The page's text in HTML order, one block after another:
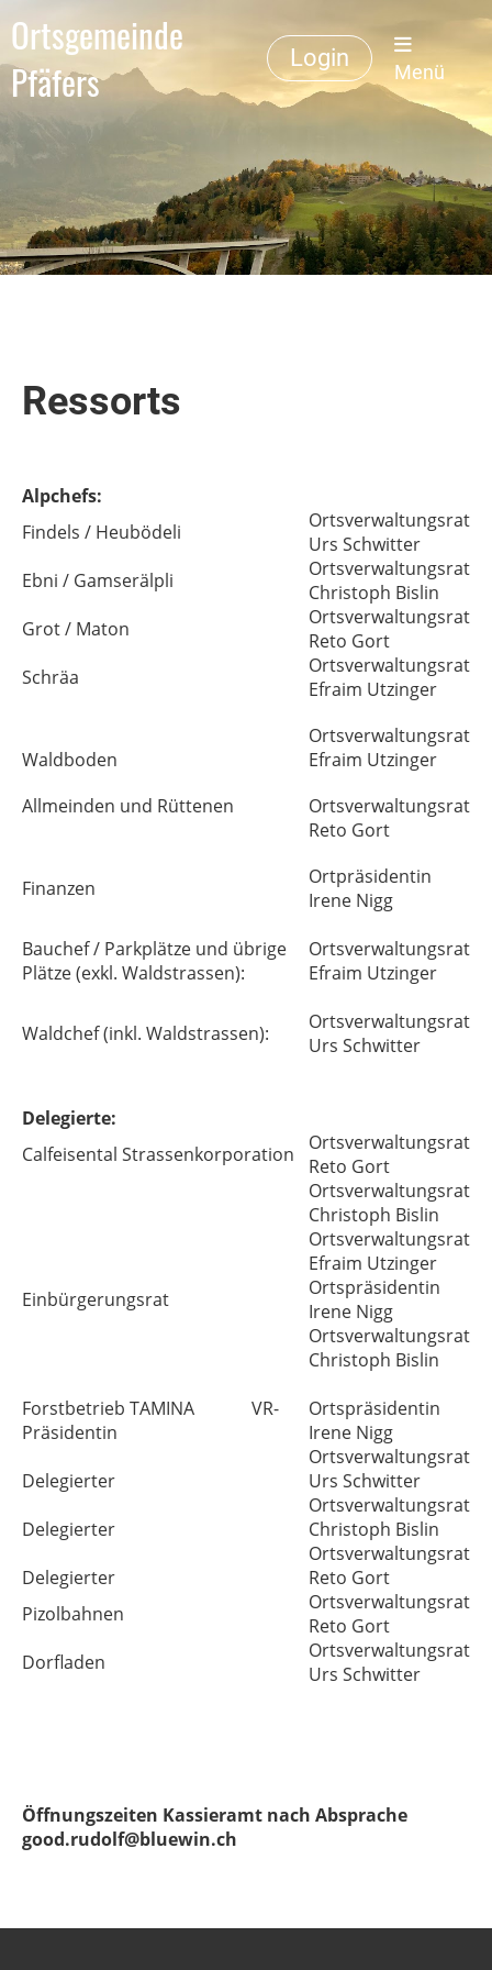
Ortsgemeinde
Pfäfers
Login
Menü
Ressorts
Alpchefs:
Findels / Heubödeli
Ortsverwaltungsrat
Urs Schwitter
Ebni / Gamserälpli
Ortsverwaltungsrat
Christoph Bislin
Grot / Maton
Ortsverwaltungsrat
Reto Gort
Schräa
Ortsverwaltungsrat
Efraim Utzinger
Waldboden
Allmeinden und Rüttenen
Ortsverwaltungsrat
Efraim Utzinger
Ortsverwaltungsrat
Reto Gort
Finanzen
Ortpräsidentin
Irene Nigg
Bauchef / Parkplätze und übrige
Plätze (exkl. Waldstrassen):
Ortsverwaltungsrat
Efraim Utzinger
Waldchef (inkl. Waldstrassen):
Ortsverwaltungsrat
Urs Schwitter
Delegierte:
Calfeisental Strassenkorporation
Ortsverwaltungsrat
Reto Gort
Ortsverwaltungsrat
Christoph Bislin
Ortsverwaltungsrat
Efraim Utzinger
Einbürgerungsrat
Ortspräsidentin
Irene Nigg
Ortsverwaltungsrat
Christoph Bislin
Forstbetrieb TAMINA VR-
Präsidentin
Ortspräsidentin
Irene Nigg
Delegierter
Ortsverwaltungsrat
Urs Schwitter
Delegierter
Ortsverwaltungsrat
Christoph Bislin
Delegierter
Ortsverwaltungsrat
Reto Gort
Pizolbahnen
Ortsverwaltungsrat
Reto Gort
Dorfladen
Ortsverwaltungsrat
Urs Schwitter
Öffnungszeiten Kassieramt nach Absprache
good.rudolf@bluewin.ch